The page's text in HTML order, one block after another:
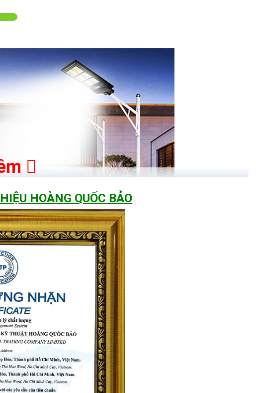
độ sáng cực cao nhưng lại rất tiết kiệm năng lượng
xuyên nhờ chuẩn chống bụi và nước IP67
HOÀNG QUỐC BẢO